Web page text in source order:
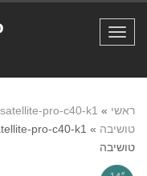
תפריט
ראשי »
טושיבה »
טושיבה